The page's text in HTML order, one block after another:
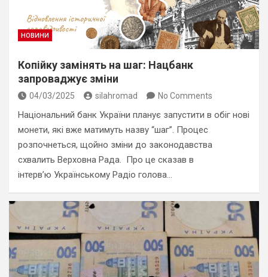
НОВИНИ
Копійку замінять на шаг: Нацбанк
запроваджує зміни
04/03/2025 silahromad No Comments
Національний банк України планує запустити в обіг нові
монети, які вже матимуть назву “шаг”. Процес
розпочнеться, щойно зміни до законодавства
схвалить Верховна Рада. Про це сказав в
інтерв’ю Українському Радіо голова…